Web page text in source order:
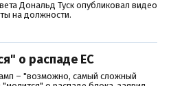
Дональд Туск опубликовал видео
на должности.
о распаде ЕС
– "возможно, самый сложный